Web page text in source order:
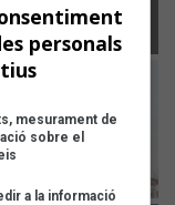
personals
mesurament de
sobre el
a la informació